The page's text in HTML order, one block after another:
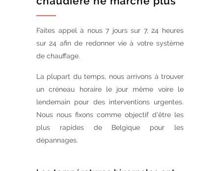
Faites appel à nous 7 jours sur 7, 24 heures
sur 24 afin de redonner vie à votre système
de chauffage.
La plupart du temps, nous arrivons à trouver
un créneau horaire le jour même voire le
lendemain pour des interventions urgentes.
Nous nous fixons comme objectif d'être les
plus rapides de Belgique pour les
dépannages.